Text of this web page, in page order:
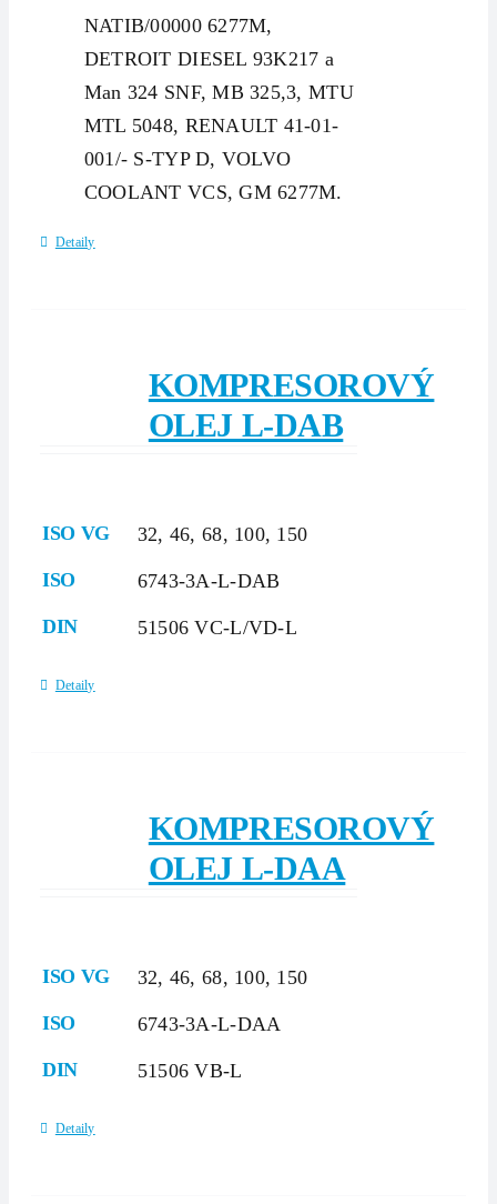
NATIB/00000 6277M,
DETROIT DIESEL 93K217 a
Man 324 SNF, MB 325,3, MTU
MTL 5048, RENAULT 41-01-
001/- S-TYP D, VOLVO
COOLANT VCS, GM 6277M.
Detaily
KOMPRESOROVÝ
OLEJ L-DAB
ISO VG 32, 46, 68, 100, 150
ISO 6743-3A-L-DAB
DIN 51506 VC-L/VD-L
Detaily
KOMPRESOROVÝ
OLEJ L-DAA
ISO VG 32, 46, 68, 100, 150
ISO 6743-3A-L-DAA
DIN 51506 VB-L
Detaily